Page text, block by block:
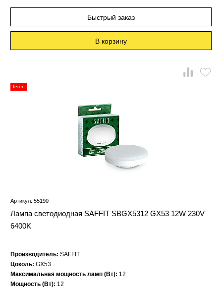
Быстрый заказ
В корзину
feron
Артикул: 55190
Лампа светодиодная SAFFIT SBGX5312 GX53 12W 230V
6400K
Производитель: SAFFIT
Цоколь: GX53
Максимальная мощность ламп (Вт): 12
Мощность (Вт): 12